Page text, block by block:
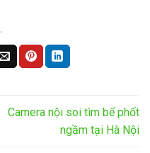
Camera nội soi tìm bể phốt
ngầm tại Hà Nội